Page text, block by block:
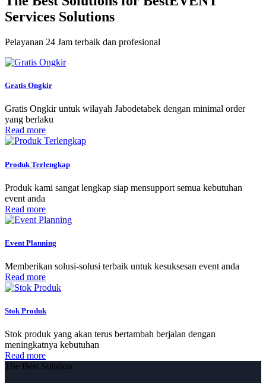
Services Solutions
Pelayanan 24 Jam terbaik dan profesional
Gratis Ongkir
Gratis Ongkir untuk wilayah Jabodetabek dengan minimal order
yang berlaku
Read more
Produk Terlengkap
Produk kami sangat lengkap siap mensupport semua kebutuhan
event anda
Read more
Event Planning
Memberikan solusi-solusi terbaik untuk kesuksesan event anda
Read more
Stok Produk
Stok produk yang akan terus bertambah berjalan dengan
meningkatnya kebutuhan
Read more
The Best Solution